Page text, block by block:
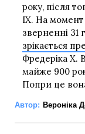
року, після
IX. На момент
зверненні 31
зрікається
Фредеріка Х.
майже 900
Попри це
Автор: Вероніка